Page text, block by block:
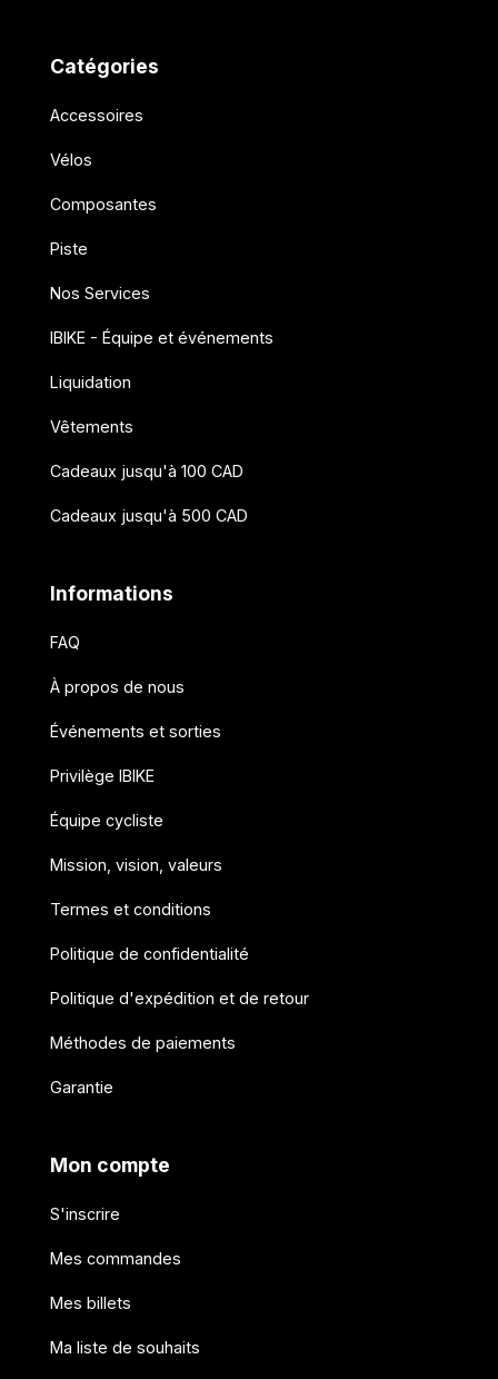
Catégories
Accessoires
Vélos
Composantes
Piste
Nos Services
IBIKE - Équipe et événements
Liquidation
Vêtements
Cadeaux jusqu'à 100 CAD
Cadeaux jusqu'à 500 CAD
Informations
FAQ
À propos de nous
Événements et sorties
Privilège IBIKE
Équipe cycliste
Mission, vision, valeurs
Termes et conditions
Politique de confidentialité
Politique d'expédition et de retour
Méthodes de paiements
Garantie
Mon compte
S'inscrire
Mes commandes
Mes billets
Ma liste de souhaits